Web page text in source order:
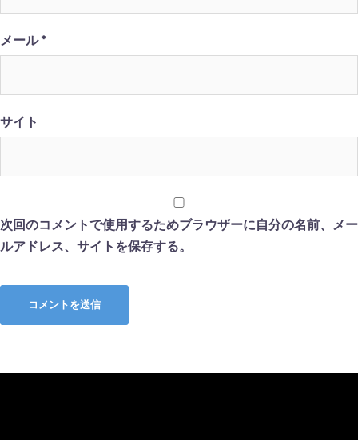
メール*
サイト
次回のコメントで使用するためブラウザーに自分の名前、メー
ルアドレス、サイトを保存する。